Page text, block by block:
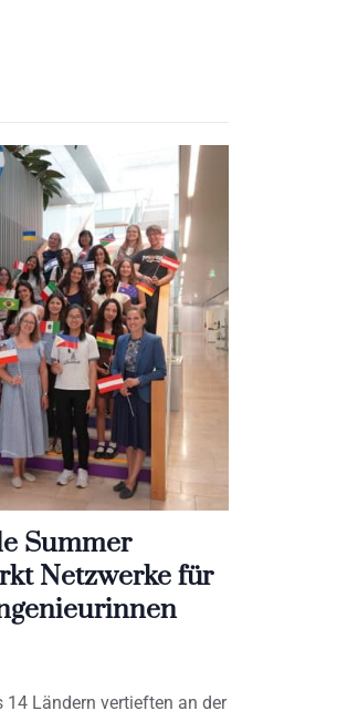
Summer
Netzwerke für
14 Ländern vertieften an der